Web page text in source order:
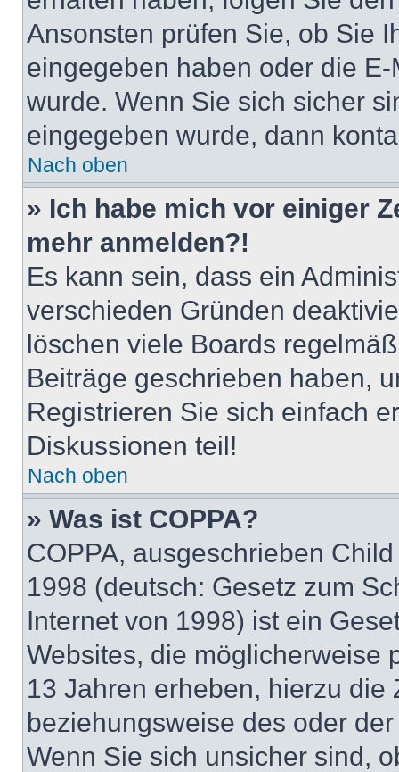
Ansonsten prüfen Sie, ob Sie
eingegeben haben oder die
wurde. Wenn Sie sich sicher
eingegeben wurde, dann
Nach oben
» Ich habe mich vor einiger
mehr anmelden?!
Es kann sein, dass ein
verschieden Gründen
löschen viele Boards
Beiträge geschrieben haben,
Registrieren Sie sich einfach
Diskussionen teil!
Nach oben
» Was ist COPPA?
COPPA, ausgeschrieben
1998 (deutsch: Gesetz zum
Internet von 1998) ist ein
Websites, die möglicherweise
13 Jahren erheben, hierzu die
beziehungsweise des oder
Wenn Sie sich unsicher sind,